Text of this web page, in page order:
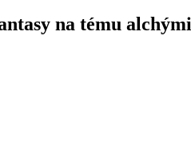
na tému